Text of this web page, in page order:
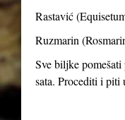
Rastavić
Ruzmarin
Sve biljke
sata. Procediti i piti